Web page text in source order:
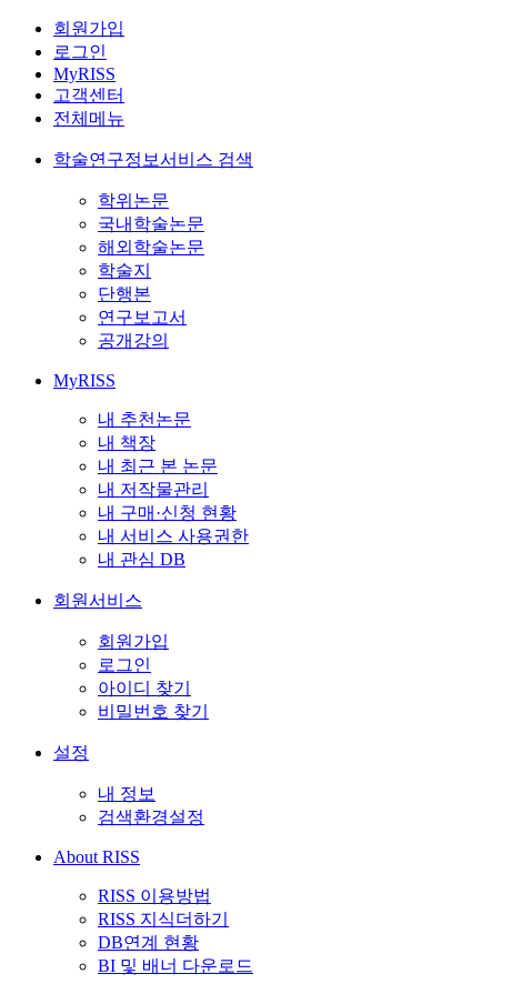
회원가입
로그인
MyRISS
고객센터
전체메뉴
학술연구정보서비스 검색
학위논문
국내학술논문
해외학술논문
학술지
단행본
연구보고서
공개강의
MyRISS
내 추천논문
내 책장
내 최근 본 논문
내 저작물관리
내 구매·신청 현황
내 서비스 사용권한
내 관심 DB
회원서비스
회원가입
로그인
아이디 찾기
비밀번호 찾기
설정
내 정보
검색환경설정
About RISS
RISS 이용방법
RISS 지식더하기
DB연계 현황
BI 및 배너 다운로드